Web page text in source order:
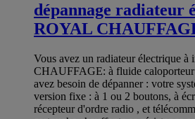
dépannage radiateur
ROYAL
Vous avez un radiateur électrique
CHAUFFAGE: à fluide caloporteur
avez besoin de dépanner : votre
version fixe : à 1 ou 2 boutons, à
récepteur d'ordre radio , et